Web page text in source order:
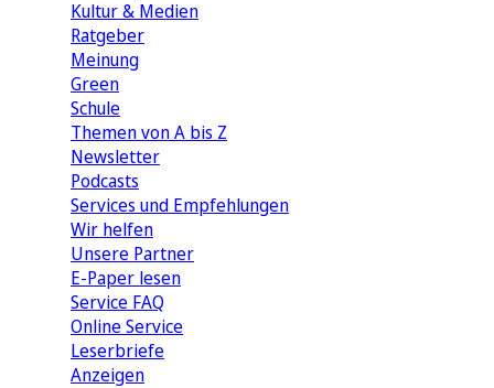
Kultur & Medien
Ratgeber
Meinung
Green
Schule
Themen von A bis Z
Newsletter
Podcasts
Services und Empfehlungen
Wir helfen
Unsere Partner
E-Paper lesen
Service FAQ
Online Service
Leserbriefe
Anzeigen